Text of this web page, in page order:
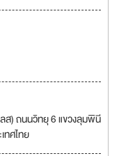
ส) ถนนวิทยุ 6 แขวงลุมพินี
ทศไทย